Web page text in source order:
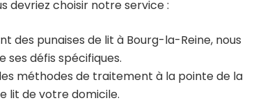
devriez choisir notre service :
des punaises de lit à Bourg-la-Reine, nous
défis spécifiques.
méthodes de traitement à la pointe de la
lit de votre domicile.